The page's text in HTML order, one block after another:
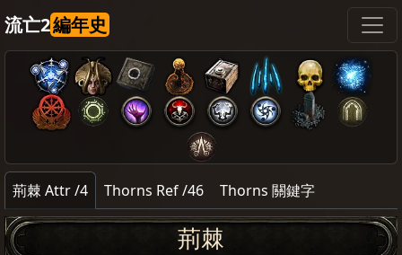
流亡2編年史
荊棘 Attr /4 Thorns Ref /46 Thorns 關鍵字
荊棘